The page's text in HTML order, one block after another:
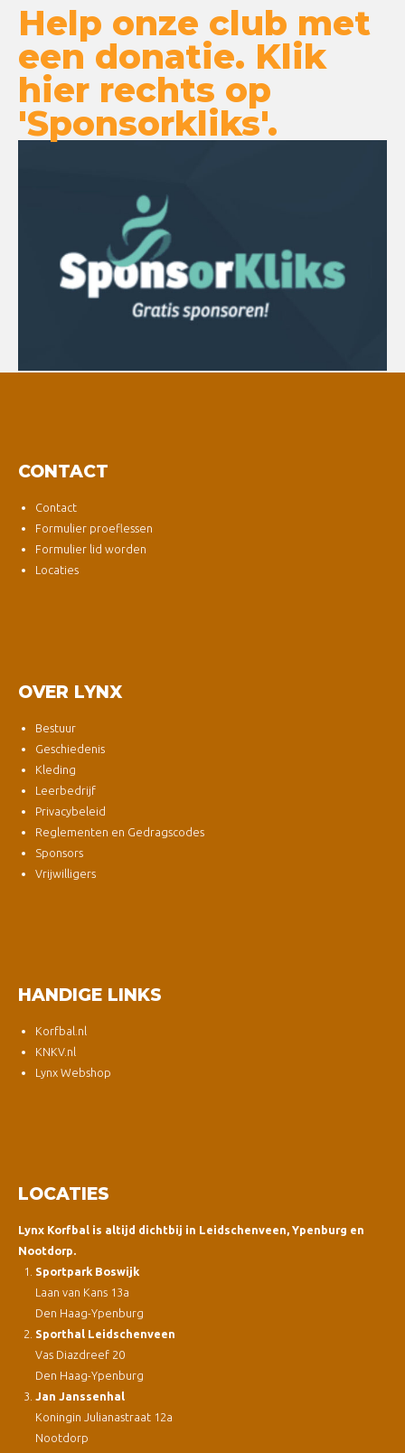
Help onze club met
een donatie. Klik
hier rechts op
'Sponsorkliks'.
CONTACT
Contact
Formulier proeflessen
Formulier lid worden
Locaties
OVER LYNX
Bestuur
Geschiedenis
Kleding
Leerbedrijf
Privacybeleid
Reglementen en Gedragscodes
Sponsors
Vrijwilligers
HANDIGE LINKS
Korfbal.nl
KNKV.nl
Lynx Webshop
LOCATIES
Lynx Korfbal is altijd dichtbij in Leidschenveen, Ypenburg en
Nootdorp.
Sportpark Boswijk
Laan van Kans 13a
Den Haag-Ypenburg
Sporthal Leidschenveen
Vas Diazdreef 20
Den Haag-Ypenburg
Jan Janssenhal
Koningin Julianastraat 12a
Nootdorp